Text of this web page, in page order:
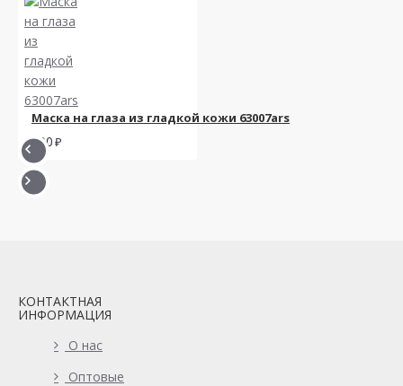
Маска на глаза из гладкой кожи 63007ars
900
КОНТАКТНАЯ
ИНФОРМАЦИЯ
О нас
Оптовые